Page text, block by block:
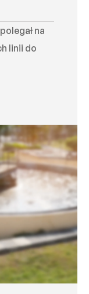
na
linii do